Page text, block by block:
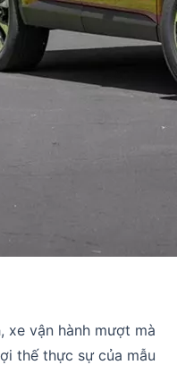
xe vận hành mượt mà
thế thực sự của mẫu